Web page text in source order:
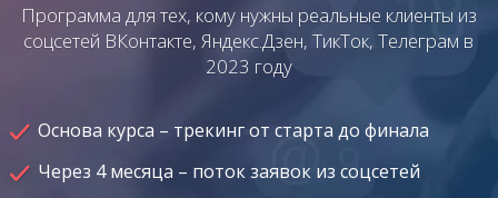
Программа для тех, кому нужны реальные клиенты из
соцсетей ВКонтакте, Яндекс.Дзен, ТикТок, Телеграм в
2023 году
Основа курса – трекингот старта до финала
Через 4 месяца – поток заявок из соцсетей